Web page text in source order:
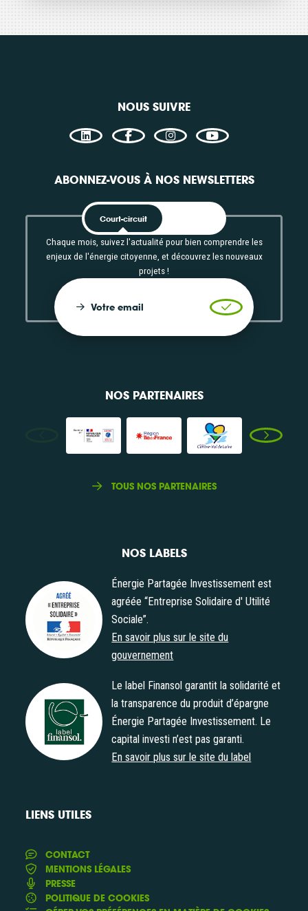
NOUS SUIVRE
ABONNEZ-VOUS À NOS NEWSLETTERS
Court-circuit
Chaque mois, suivez l'actualité pour bien comprendre les
enjeux de l'énergie citoyenne, et découvrez les nouveaux
projets !
Votre email Valider
NOS PARTENAIRES
TOUS NOS PARTENAIRES
NOS LABELS
Agrément "Entreprise Solidaire d' Utilité Sociale"
Énergie Partagée Investissement est
agréée “Entreprise Solidaire d' Utilité
Sociale”.
En savoir plus sur le site du
gouvernement
Label Finansol
Le label Finansol garantit la solidarité et
la transparence du produit d’épargne
Énergie Partagée Investissement. Le
capital investi n’est pas garanti.
En savoir plus sur le site du label
LIENS UTILES
CONTACT
MENTIONS LÉGALES
PRESSE
POLITIQUE DE COOKIES